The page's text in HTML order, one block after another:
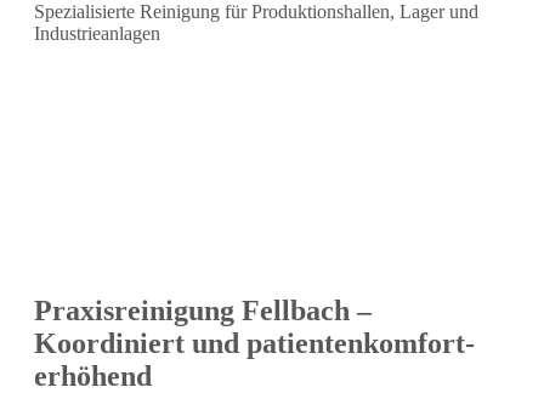
Spezialisierte Reinigung für Produktionshallen, Lager und
Industrieanlagen
Praxisreinigung Fellbach –
Koordiniert und patientenkomfort-
erhöhend